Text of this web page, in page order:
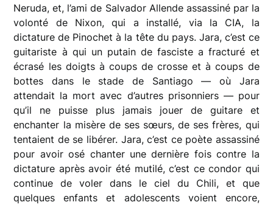
Neruda, et, l’ami de Salvador Allende assassiné par la
volonté de Nixon, qui a installé, via la CIA, la
dictature de Pinochet à la tête du pays. Jara, c’est ce
guitariste à qui un putain de fasciste a fracturé et
écrasé les doigts à coups de crosse et à coups de
bottes dans le stade de Santiago — où Jara
attendait la mort avec d’autres prisonniers — pour
qu’il ne puisse plus jamais jouer de guitare et
enchanter la misère de ses sœurs, de ses frères, qui
tentaient de se libérer. Jara, c’est ce poète assassiné
pour avoir osé chanter une dernière fois contre la
dictature après avoir été mutilé, c’est ce condor qui
continue de voler dans le ciel du Chili, et que
quelques enfants et adolescents voient encore,